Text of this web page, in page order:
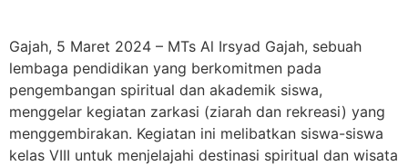
Gajah, 5 Maret 2024 – MTs Al Irsyad Gajah, sebuah
lembaga pendidikan yang berkomitmen pada
pengembangan spiritual dan akademik siswa,
menggelar kegiatan zarkasi (ziarah dan rekreasi) yang
menggembirakan. Kegiatan ini melibatkan siswa-siswa
kelas VIII untuk menjelajahi destinasi spiritual dan wisata